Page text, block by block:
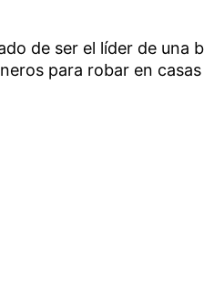
de ser el líder de una
para robar en